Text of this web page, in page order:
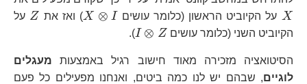
X על הקיוביט הראשון (כלומר עושים
X\otimes
I
X ⊗ I ) ואז את Z
Z על
הקיוביט השני (כלומר עושים
I\otimes
I ⊗ Z
).
הסיטואציה מזכירה מאוד חישוב רגיל באמצעות מעגלים
לוגיים, שבהם יש לנו כמה ביטים, ואנחנו מפעילים כל פעם